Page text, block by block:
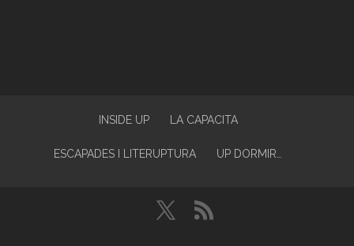
INSIDE UP LA CAPACITA
ESCAPADES I LITERUPTURA UP DORMIR…